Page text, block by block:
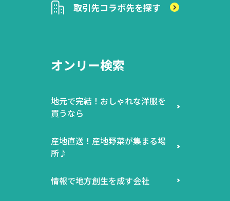
取引先コラボ先を探す
オンリー検索
地元で完結！おしゃれな洋服を
買うなら
産地直送！産地野菜が集まる場
所♪
情報で地方創生を成す会社